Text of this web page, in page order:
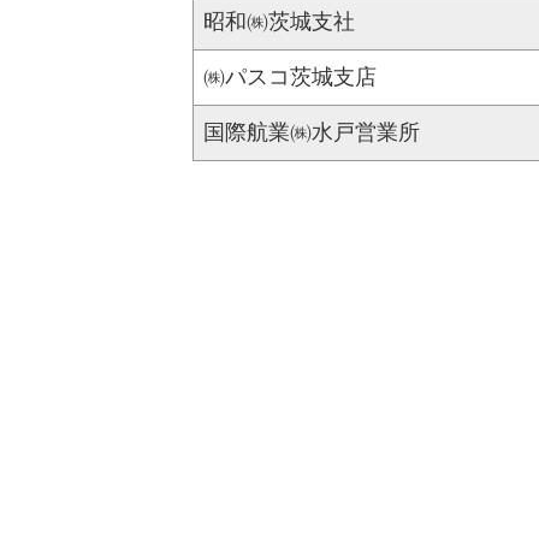
昭和㈱茨城支社
㈱パスコ茨城支店
国際航業㈱水戸営業所